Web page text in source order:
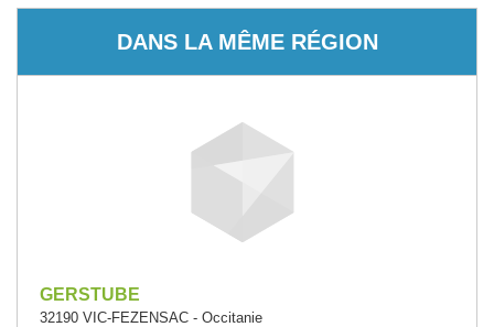
DANS LA MÊME RÉGION
GERSTUBE
32190 VIC-FEZENSAC - Occitanie